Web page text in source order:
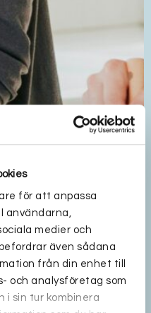
för att anpassa
användarna,
medier och
även sådana
från din enhet till
och analysföretag som
i sin tur kombinera